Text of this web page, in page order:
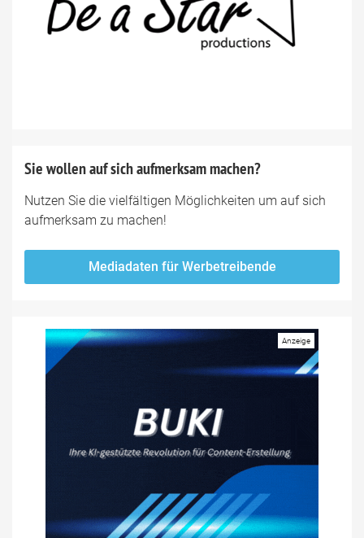
Sie wollen auf sich aufmerksam machen?
Nutzen Sie die vielfältigen Möglichkeiten um auf sich
aufmerksam zu machen!
Mediadaten für Werbetreibende